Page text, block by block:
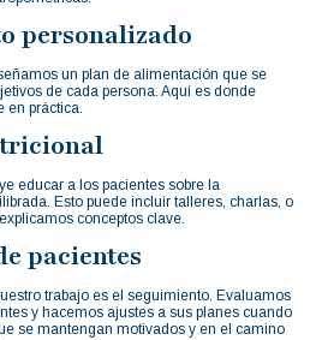
personalizado
un plan de alimentación que se
de cada persona. Aquí es donde
en práctica.
educar a los pacientes sobre la
Esto puede incluir talleres, charlas, o
conceptos clave.
pacientes
trabajo es el seguimiento. Evaluamos
y hacemos ajustes a sus planes cuando
se mantengan motivados y en el camino